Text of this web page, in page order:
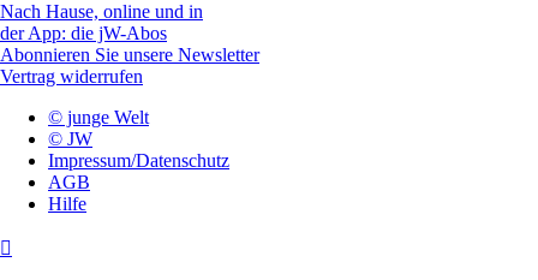
Nach Hause, online und in
der App: die jW-Abos
Abonnieren Sie unsere Newsletter
Vertrag widerrufen
© junge Welt
© JW
Impressum/Datenschutz
AGB
Hilfe